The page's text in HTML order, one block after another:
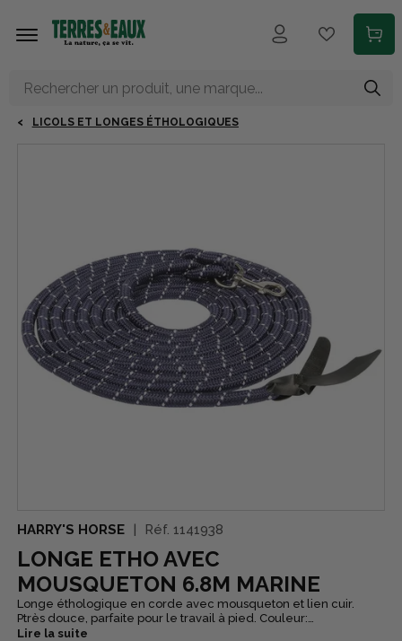
LICOLS ET LONGES ÉTHOLOGIQUES
HARRY'S HORSE Réf. 1141938
LONGE ETHO AVEC
MOUSQUETON 6.8M MARINE
Longe éthologique en corde avec mousqueton et lien cuir.
Ptrès douce, parfaite pour le travail à pied. Couleur:
marine/blanc.
Lire la suite